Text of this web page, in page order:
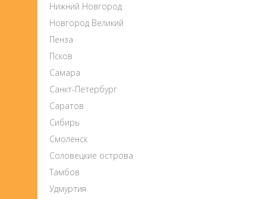
Нижний Новгород
Новгород Великий
Пенза
Псков
Самара
Санкт-Петербург
Саратов
Сибирь
Смоленск
Соловецкие острова
Тамбов
Удмуртия